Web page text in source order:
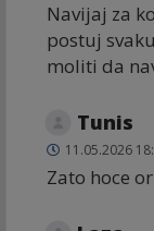
Navijaj za
postuj
moliti da
Tunis
11.05.2026
Zato hoce